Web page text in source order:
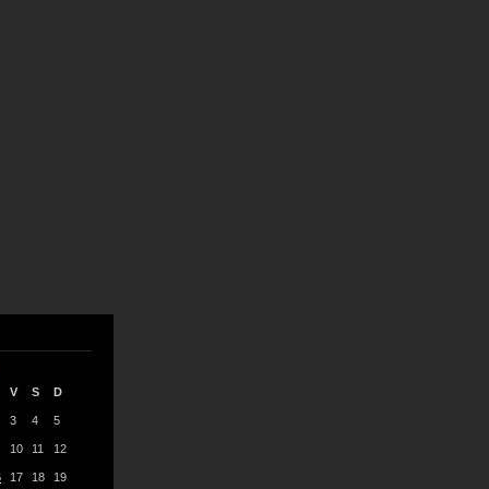
V S D
3 4 5
10 11 12
17 18 19